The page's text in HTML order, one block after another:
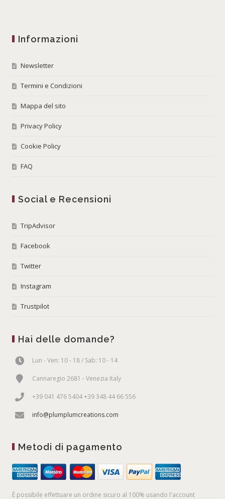
Informazioni
Newsletter
Termini e Condizioni
Mappa del sito
Privacy Policy
Cookie Policy
FAQ
Social e Recensioni
TripAdvisor
Facebook
Twitter
Instagram
Trustpilot
Hai delle domande?
Lun - Ven: 10 - 18 / Sab: 10 - 14
Cannaregio 2681 - Venezia Italy
+39 041 476 5404 +39 348 44 66 556
info@plumplumcreations.com
Metodi di pagamento
È possibile effettuare un ordine sicuro al 100% usando l'account